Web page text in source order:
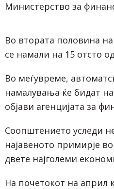
Министерство за
Во втората половина
се намали на 15 отсто
Во меѓувреме,
намалувања ќе бидат
објави агенцијата за
Соопштението уследи
најавеното примирје
двете најголеми
На почетокот на април